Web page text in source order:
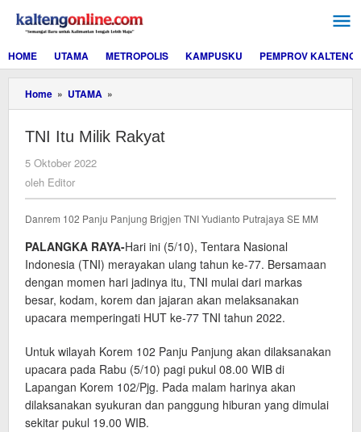
konten
HOME
UTAMA METROPOLIS KAMPUSKU PEMPROV KALTENG
Home » UTAMA »
Itu
Rakyat
TNI Itu Milik Rakyat
5 Oktober 2022
oleh Editor
Danrem 102 Panju Panjung Brigjen TNI Yudianto Putrajaya SE MM
PALANGKA RAYA-Hari ini (5/10), Tentara Nasional
Indonesia (TNI) merayakan ulang tahun ke-77. Bersamaan
dengan momen hari jadinya itu, TNI mulai dari markas
besar, kodam, korem dan jajaran akan melaksanakan
upacara memperingati HUT ke-77 TNI tahun 2022.
Untuk wilayah Korem 102 Panju Panjung akan dilaksanakan
upacara pada Rabu (5/10) pagi pukul 08.00 WIB di
Lapangan Korem 102/Pjg. Pada malam harinya akan
dilaksanakan syukuran dan panggung hiburan yang dimulai
sekitar pukul 19.00 WIB.